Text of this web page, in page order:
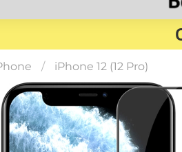
iPhone 12 (12 Pro)